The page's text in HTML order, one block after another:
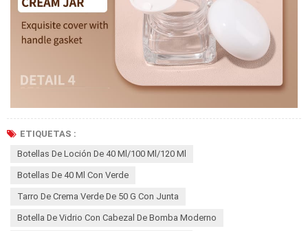
ETIQUETAS :
Botellas De Loción De 40 Ml/100 Ml/120 Ml
Botellas De 40 Ml Con Verde
Tarro De Crema Verde De 50 G Con Junta
Botella De Vidrio Con Cabezal De Bomba Moderno